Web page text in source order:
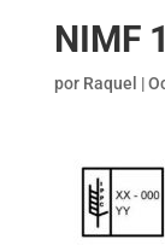
NIMF
por Raquel |